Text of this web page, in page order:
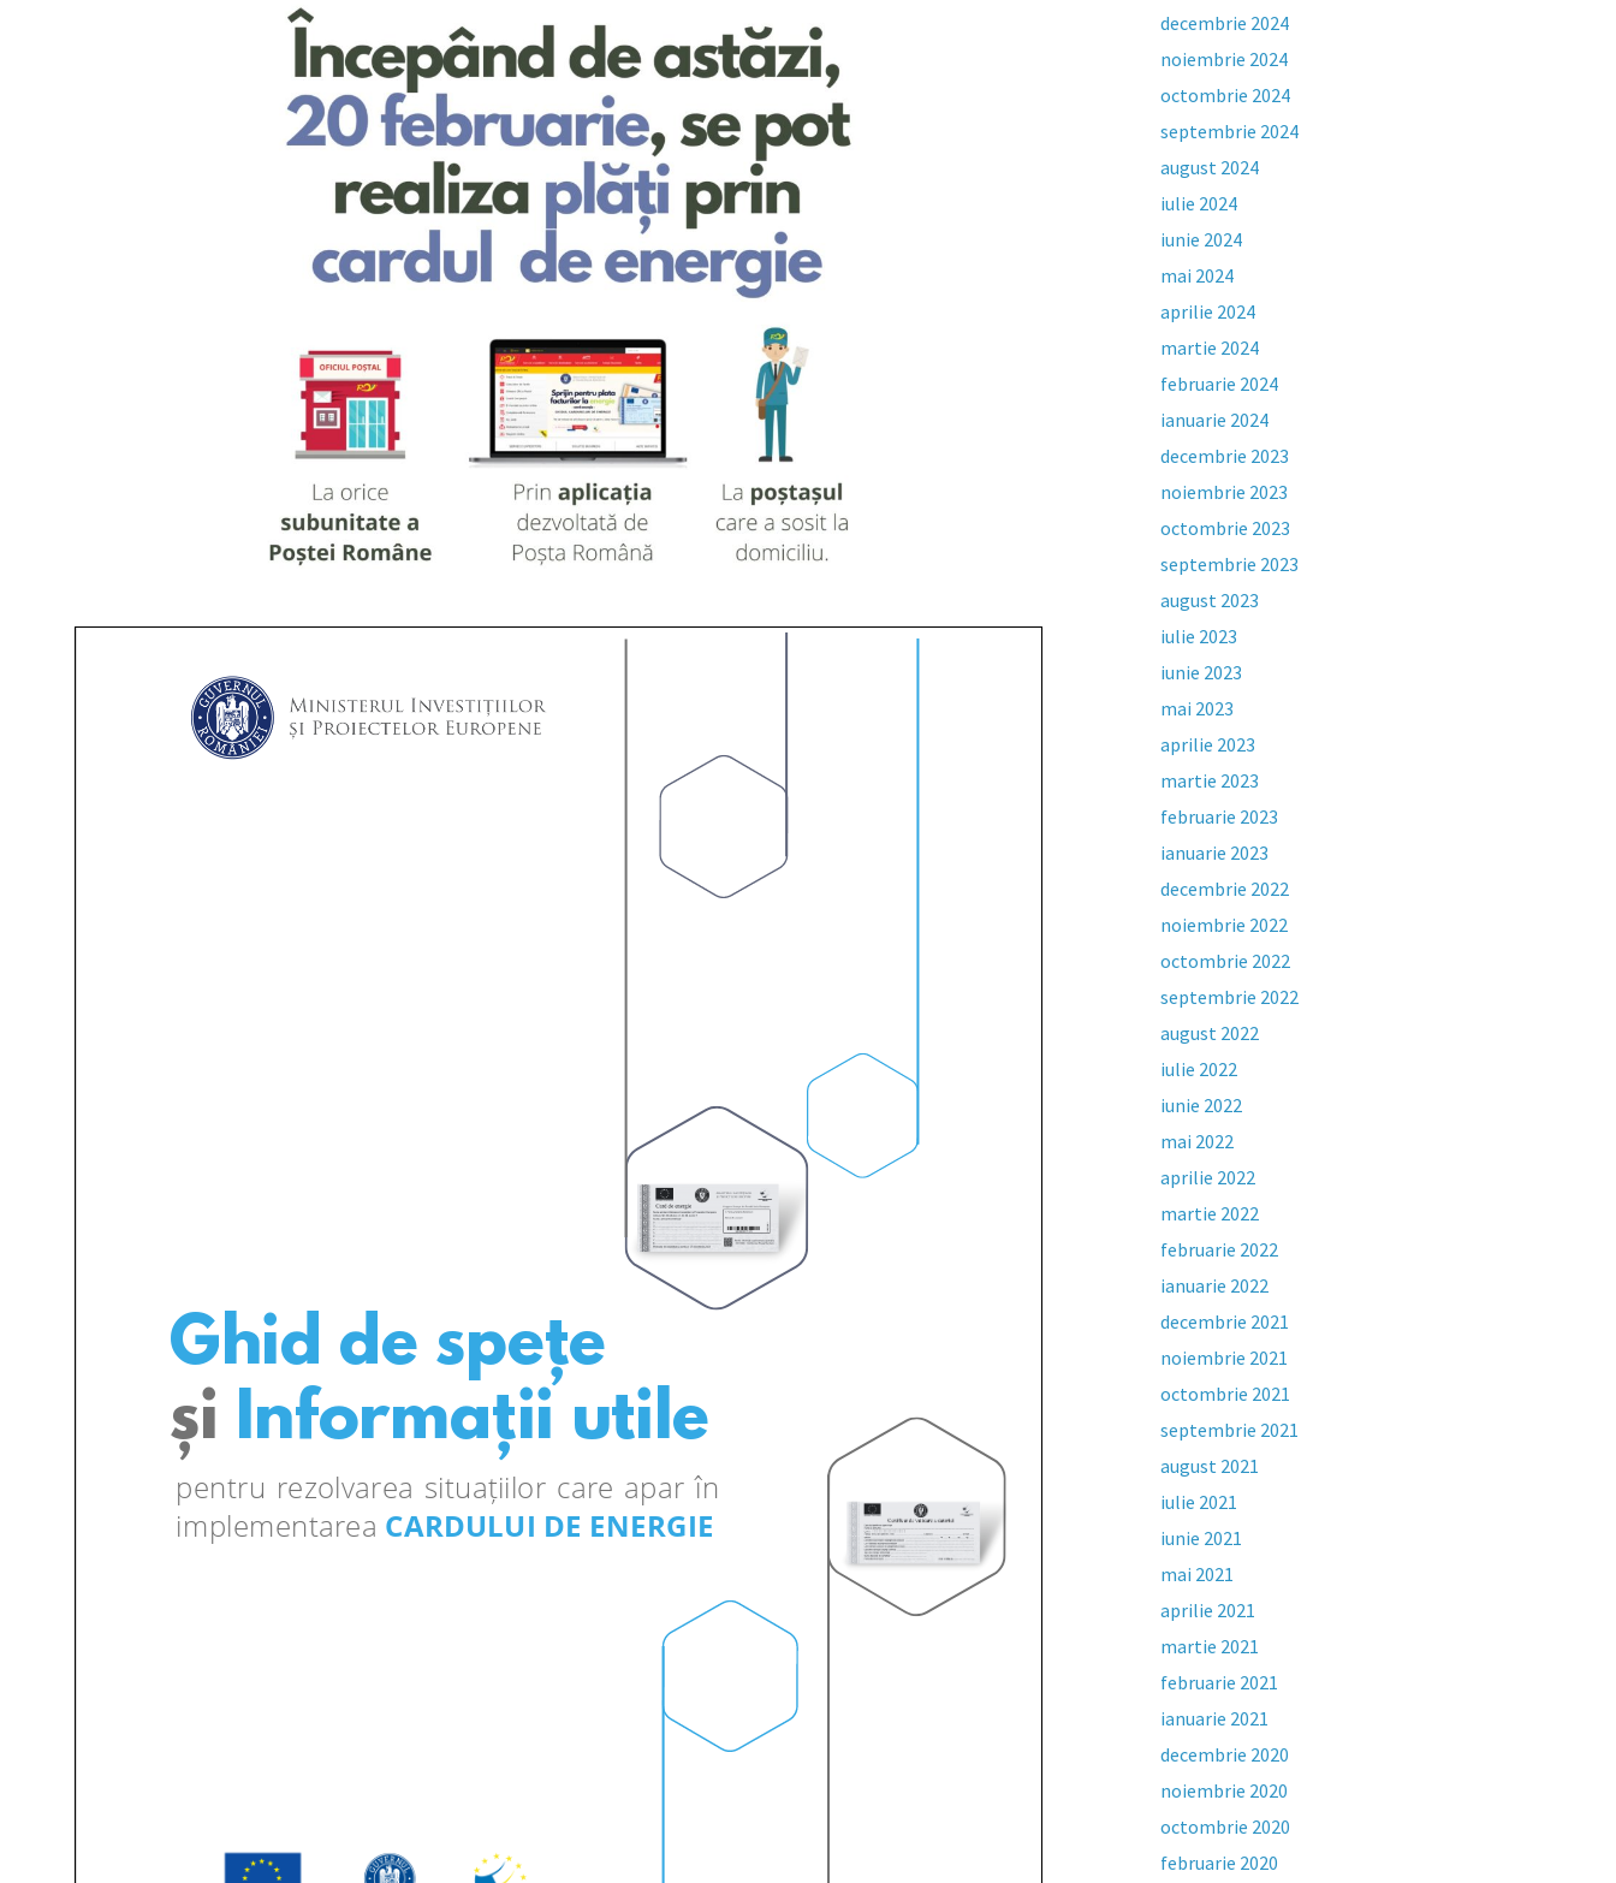
decembrie 2024
noiembrie 2024
octombrie 2024
septembrie 2024
august 2024
iulie 2024
iunie 2024
mai 2024
aprilie 2024
martie 2024
februarie 2024
ianuarie 2024
decembrie 2023
noiembrie 2023
octombrie 2023
septembrie 2023
august 2023
iulie 2023
iunie 2023
mai 2023
aprilie 2023
martie 2023
februarie 2023
ianuarie 2023
decembrie 2022
noiembrie 2022
octombrie 2022
septembrie 2022
august 2022
iulie 2022
iunie 2022
mai 2022
aprilie 2022
martie 2022
februarie 2022
ianuarie 2022
decembrie 2021
noiembrie 2021
octombrie 2021
septembrie 2021
august 2021
iulie 2021
iunie 2021
mai 2021
aprilie 2021
martie 2021
februarie 2021
ianuarie 2021
decembrie 2020
noiembrie 2020
octombrie 2020
februarie 2020